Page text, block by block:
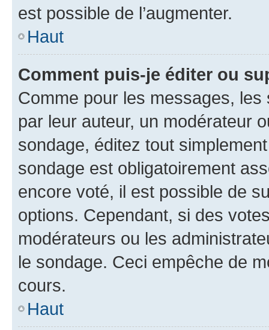
est possible de l’augmenter.
Haut
Comment puis-je éditer ou
Comme pour les messages,
par leur auteur, un modérateur
sondage, éditez tout
sondage est obligatoirement
encore voté, il est possible de
options. Cependant, si des
modérateurs ou les
le sondage. Ceci empêche de
cours.
Haut